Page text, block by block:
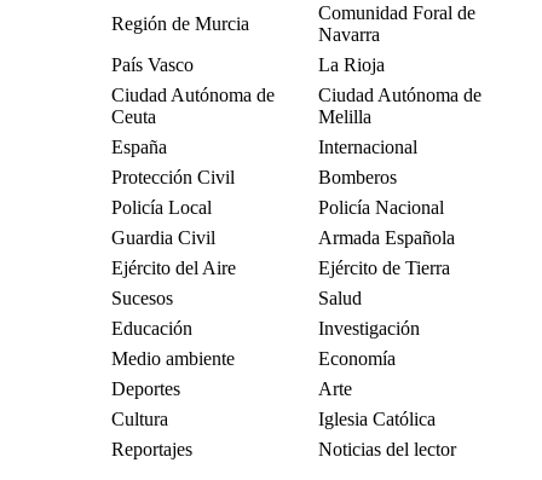
Región de Murcia
Comunidad Foral de
Navarra
País Vasco
La Rioja
Ciudad Autónoma de
Ceuta
Ciudad Autónoma de
Melilla
España
Internacional
Protección Civil
Bomberos
Policía Local
Policía Nacional
Guardia Civil
Armada Española
Ejército del Aire
Ejército de Tierra
Sucesos
Salud
Educación
Investigación
Medio ambiente
Economía
Deportes
Arte
Cultura
Iglesia Católica
Reportajes
Noticias del lector